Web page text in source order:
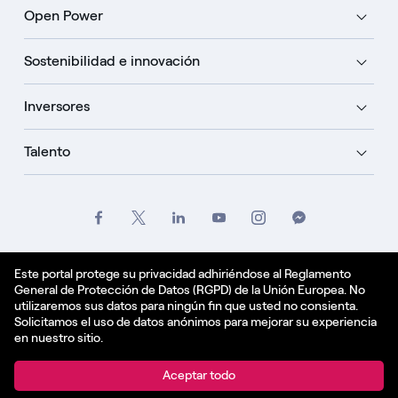
Este portal protege su privacidad adhiriéndose al Reglamento
General de Protección de Datos (RGPD) de la Unión Europea. No
utilizaremos sus datos para ningún fin que usted no consienta.
Solicitamos el uso de datos anónimos para mejorar su experiencia
en nuestro sitio.
Aceptar todo
Open Power
Sostenibilidad e innovación
Inversores
Talento
Política de cookies
Español - ES
© Enel Spa All Rights Reserved Enel Spa VAT code